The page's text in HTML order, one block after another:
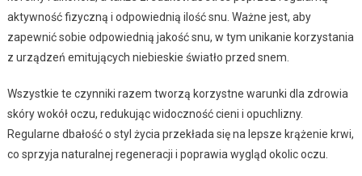
aktywność fizyczną i odpowiednią ilość snu. Ważne jest, aby
zapewnić sobie odpowiednią jakość snu, w tym unikanie korzystania
z urządzeń emitujących niebieskie światło przed snem.
Wszystkie te czynniki razem tworzą korzystne warunki dla zdrowia
skóry wokół oczu, redukując widoczność cieni i opuchlizny.
Regularne dbałość o styl życia przekłada się na lepsze krążenie krwi,
co sprzyja naturalnej regeneracji i poprawia wygląd okolic oczu.